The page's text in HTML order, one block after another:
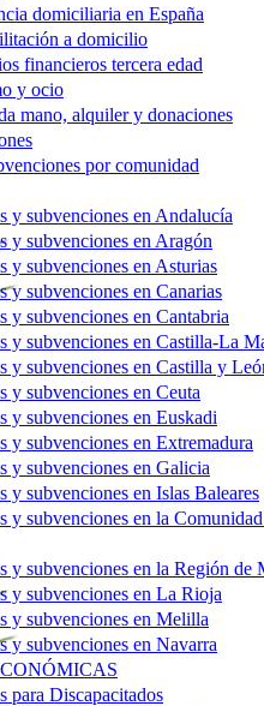
domiciliaria en España
a domicilio
financieros tercera edad
y ocio
mano, alquiler y donaciones
por comunidad
y subvenciones en Andalucía
y subvenciones en Aragón
y subvenciones en Asturias
y subvenciones en Canarias
y subvenciones en Cantabria
y subvenciones en Castilla-La
y subvenciones en Castilla y
y subvenciones en Ceuta
y subvenciones en Euskadi
y subvenciones en Extremadura
y subvenciones en Galicia
y subvenciones en Islas Baleares
y subvenciones en la
y subvenciones en la Región de
y subvenciones en La Rioja
y subvenciones en Melilla
y subvenciones en Navarra
para Discapacitados